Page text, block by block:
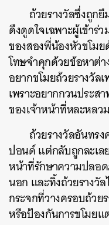
ถ้วยรางวัลซึ่งถูก
ดึงดูดใจเฉพาะผู้เข้าร่
ของสองพี่น้องหัวขโม
โทษจำคุกด้วยข้อหาต่
อยากขโมยถ้วยรางวัล
เพราะอยากกวนประส
ของเจ้าหน้าที่หละหลว
ถ้วยรางวัลอันทร
ปอนด์ แต่กลับถูกละเล
หน้าที่รักษาความปลอ
นอก และทิ้งถ้วยรางวั
กระจกที่วางครอบถ้ว
หรือป้องกันการขโมยแ